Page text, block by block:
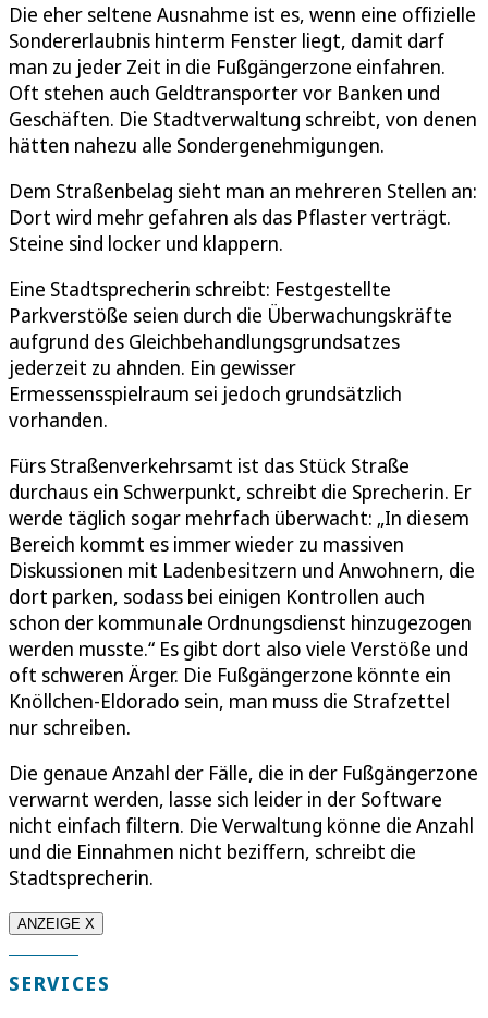
Die eher seltene Ausnahme ist es, wenn eine offizielle
Sondererlaubnis hinterm Fenster liegt, damit darf
man zu jeder Zeit in die Fußgängerzone einfahren.
Oft stehen auch Geldtransporter vor Banken und
Geschäften. Die Stadtverwaltung schreibt, von denen
hätten nahezu alle Sondergenehmigungen.
Dem Straßenbelag sieht man an mehreren Stellen an:
Dort wird mehr gefahren als das Pflaster verträgt.
Steine sind locker und klappern.
Eine Stadtsprecherin schreibt: Festgestellte
Parkverstöße seien durch die Überwachungskräfte
aufgrund des Gleichbehandlungsgrundsatzes
jederzeit zu ahnden. Ein gewisser
Ermessensspielraum sei jedoch grundsätzlich
vorhanden.
Fürs Straßenverkehrsamt ist das Stück Straße
durchaus ein Schwerpunkt, schreibt die Sprecherin. Er
werde täglich sogar mehrfach überwacht: „In diesem
Bereich kommt es immer wieder zu massiven
Diskussionen mit Ladenbesitzern und Anwohnern, die
dort parken, sodass bei einigen Kontrollen auch
schon der kommunale Ordnungsdienst hinzugezogen
werden musste.“ Es gibt dort also viele Verstöße und
oft schweren Ärger. Die Fußgängerzone könnte ein
Knöllchen-Eldorado sein, man muss die Strafzettel
nur schreiben.
Die genaue Anzahl der Fälle, die in der Fußgängerzone
verwarnt werden, lasse sich leider in der Software
nicht einfach filtern. Die Verwaltung könne die Anzahl
und die Einnahmen nicht beziffern, schreibt die
Stadtsprecherin.
ANZEIGE X
SERVICES